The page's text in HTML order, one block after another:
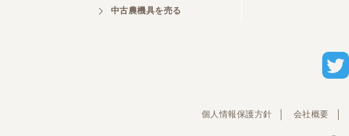
ープライズ中古農機具を売る
個人情報保護方針 会社概要